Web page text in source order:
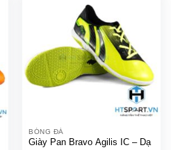
BÓNG ĐÁ
Giày Pan Bravo Agilis IC – Dạ